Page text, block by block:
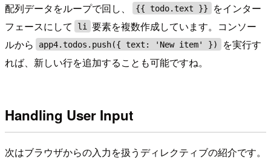
配列データをループで回し、 {{ todo.text }}
をインター
フェースにして
li
要素を複数作成しています。コンソー
ルから
app4.todos.push({ text: 'New item' })
を実行す
れば、新しい行を追加することも可能ですね。
Handling User Input
次はブラウザからの入力を扱うディレクティブの紹介です。